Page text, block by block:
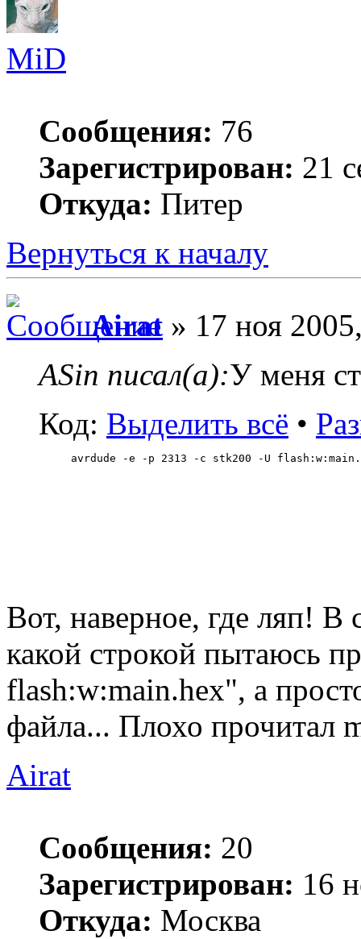
MiD
Сообщения: 76
Зарегистрирован: 21
Откуда: Питер
Вернуться к началу
Airat » 17 ноя
ASin писал(а):У меня
Код: Выделить всё •
avrdude -e -p 2313 -c stk200 -U
Вот, наверное, где ляп! В
какой строкой пытаюсь
flash:w:main.hex", а
файла... Плохо прочитал
Airat
Сообщения: 20
Зарегистрирован: 16
Откуда: Москва